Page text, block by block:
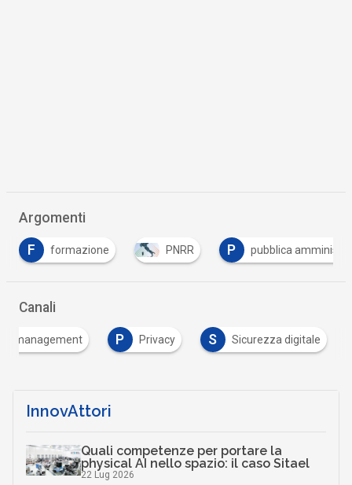
Argomenti
F formazione PNRR P pubblica
Canali
management P Privacy S Sicurezza digitale
InnovAttori
Quali competenze per portare la
physical AI nello spazio: il caso Sitael
22 Lug 2026